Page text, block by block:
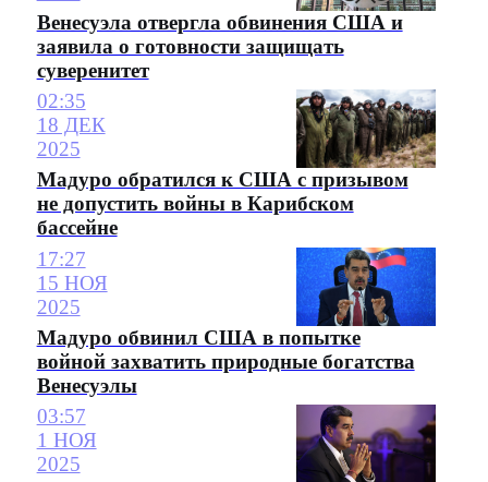
Венесуэла отвергла обвинения США и
заявила о готовности защищать
суверенитет
02:35
18 ДЕК
2025
Мадуро обратился к США с призывом
не допустить войны в Карибском
бассейне
17:27
15 НОЯ
2025
Мадуро обвинил США в попытке
войной захватить природные богатства
Венесуэлы
03:57
1 НОЯ
2025